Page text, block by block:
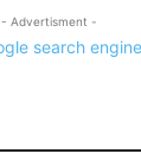
- Advertisment -